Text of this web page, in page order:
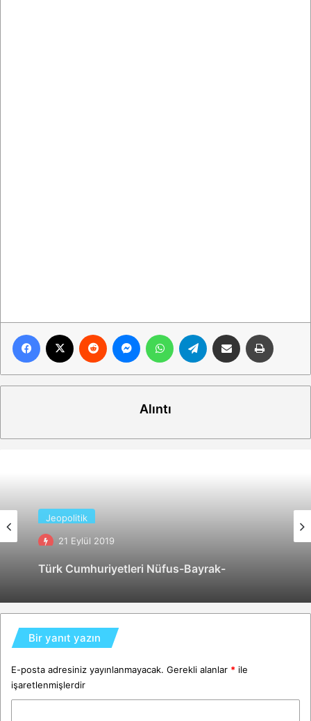
Alıntı
Jeopolitik
21 Eylül 2019
Başkentleri (2021)
Bir yanıt yazın
E-posta adresiniz yayınlanmayacak. Gerekli alanlar * ile
işaretlenmişlerdir